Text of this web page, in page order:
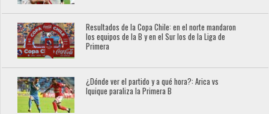
Resultados de la Copa Chile: en el norte mandaron
los equipos de la B y en el Sur los de la Liga de
Primera
¿Dónde ver el partido y a qué hora?: Arica vs
Iquique paraliza la Primera B